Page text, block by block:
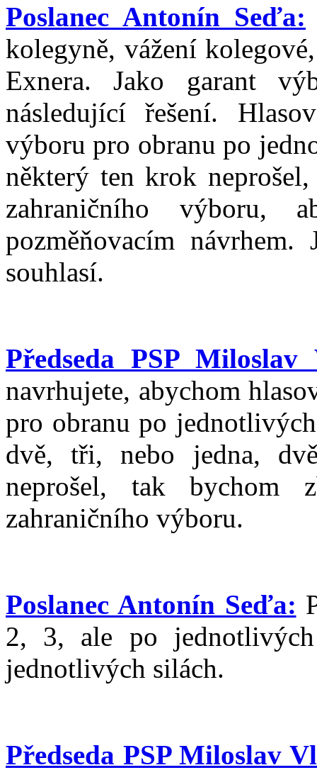
Poslanec Antonín Seďa:
kolegyně, vážení
Exnera. Jako garant
následující řešení.
výboru pro obranu po
některý ten krok
zahraničního
pozměňovacím
souhlasí.
Předseda PSP Miloslav
navrhujete, abychom
pro obranu po
dvě, tři, nebo jedna,
neprošel, tak bychom
zahraničního výboru.
Poslanec Antonín Seďa:
2, 3, ale po
jednotlivých silách.
Předseda PSP Miloslav